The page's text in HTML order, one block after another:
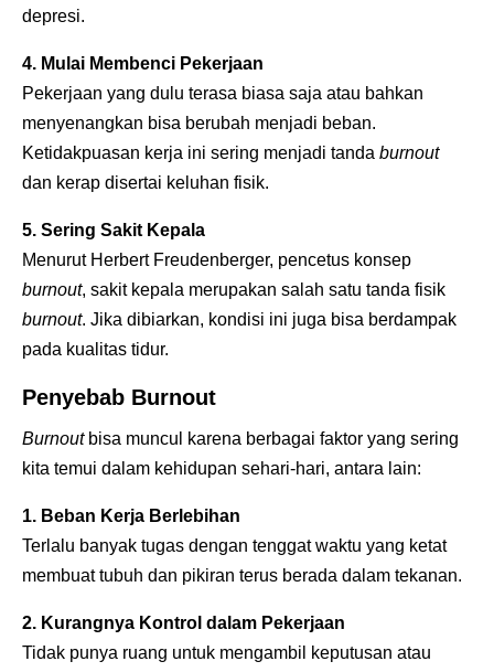
depresi.
4. Mulai Membenci Pekerjaan
Pekerjaan yang dulu terasa biasa saja atau bahkan
menyenangkan bisa berubah menjadi beban.
Ketidakpuasan kerja ini sering menjadi tanda burnout
dan kerap disertai keluhan fisik.
5. Sering Sakit Kepala
Menurut Herbert Freudenberger, pencetus konsep
burnout, sakit kepala merupakan salah satu tanda fisik
burnout. Jika dibiarkan, kondisi ini juga bisa berdampak
pada kualitas tidur.
Penyebab Burnout
Burnoutbisa muncul karena berbagai faktor yang sering
kita temui dalam kehidupan sehari-hari, antara lain:
1. Beban Kerja Berlebihan
Terlalu banyak tugas dengan tenggat waktu yang ketat
membuat tubuh dan pikiran terus berada dalam tekanan.
2. Kurangnya Kontrol dalam Pekerjaan
Tidak punya ruang untuk mengambil keputusan atau